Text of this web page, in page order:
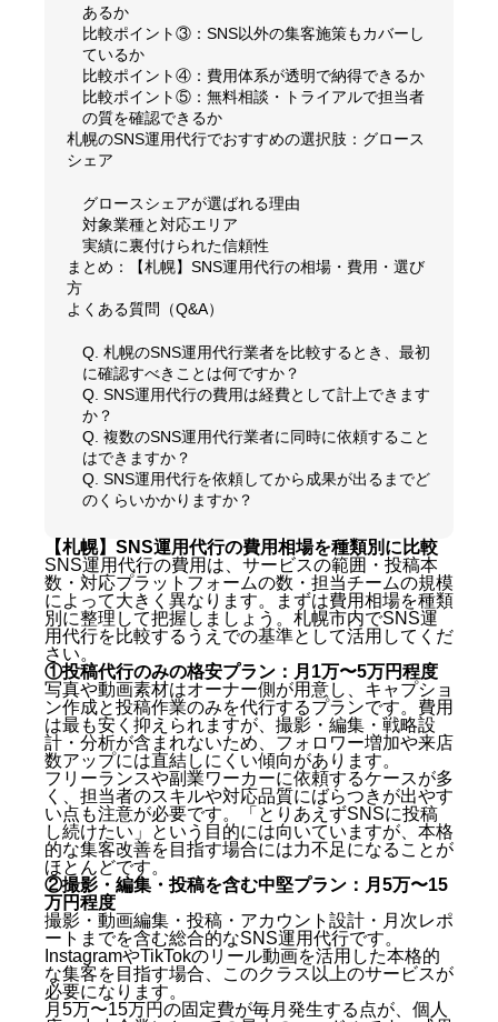
あるか
比較ポイント③：SNS以外の集客施策もカバーし
ているか
比較ポイント④：費用体系が透明で納得できるか
比較ポイント⑤：無料相談・トライアルで担当者
の質を確認できるか
札幌のSNS運用代行でおすすめの選択肢：グロース
シェア
グロースシェアが選ばれる理由
対象業種と対応エリア
実績に裏付けられた信頼性
まとめ：【札幌】SNS運用代行の相場・費用・選び
方
よくある質問（Q&A）
Q. 札幌のSNS運用代行業者を比較するとき、最初
に確認すべきことは何ですか？
Q. SNS運用代行の費用は経費として計上できます
か？
Q. 複数のSNS運用代行業者に同時に依頼すること
はできますか？
Q. SNS運用代行を依頼してから成果が出るまでど
のくらいかかりますか？
【札幌】SNS運用代行の費用相場を種類別に比較
SNS運用代行の費用は、サービスの範囲・投稿本
数・対応プラットフォームの数・担当チームの規模
によって大きく異なります。まずは費用相場を種類
別に整理して把握しましょう。札幌市内でSNS運
用代行を比較するうえでの基準として活用してくだ
さい。
①投稿代行のみの格安プラン：月1万〜5万円程度
写真や動画素材はオーナー側が用意し、キャプショ
ン作成と投稿作業のみを代行するプランです。費用
は最も安く抑えられますが、撮影・編集・戦略設
計・分析が含まれないため、フォロワー増加や来店
数アップには直結しにくい傾向があります。
フリーランスや副業ワーカーに依頼するケースが多
く、担当者のスキルや対応品質にばらつきが出やす
い点も注意が必要です。「とりあえずSNSに投稿
し続けたい」という目的には向いていますが、本格
的な集客改善を目指す場合には力不足になることが
ほとんどです。
②撮影・編集・投稿を含む中堅プラン：月5万〜15
万円程度
撮影・動画編集・投稿・アカウント設計・月次レポ
ートまでを含む総合的なSNS運用代行です。
InstagramやTikTokのリール動画を活用した本格的
な集客を目指す場合、このクラス以上のサービスが
必要になります。
月5万〜15万円の固定費が毎月発生する点が、個人